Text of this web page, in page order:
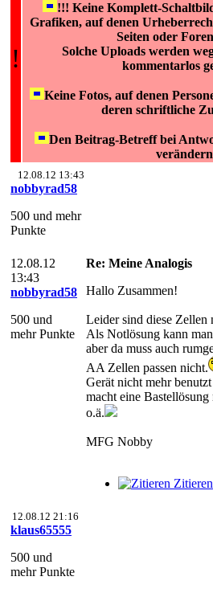
!
!!! Keine Komplett-
Grafiken, auf denen
Seiten oder
Solche Uploads werden
kommentarlos
Keine Fotos, auf denen
deren schriftliche
Den Beitrag-Betreff bei
12.08.12 13:43
nobbyrad58
500 und mehr
Punkte
12.08.12
13:43
nobbyrad58
500 und
mehr Punkte
Re: Meine Analogis
Hallo Zusammen!
Leider sind diese Zellen
Als Notlösung kann
aber da muss auch
AA Zellen passen nicht.
Gerät nicht mehr
macht eine
o.ä.
MFG Nobby
Zitieren
12.08.12 21:16
klaus65555
500 und
mehr Punkte